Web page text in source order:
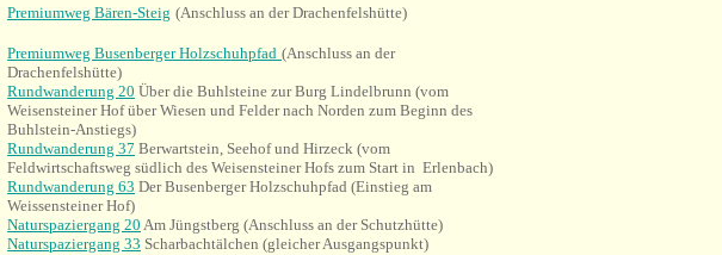
Premiumweg Bären-Steig (Anschluss an der Drachenfelshütte)
Premiumweg Busenberger Holzschuhpfad (Anschluss an der
Drachenfelshütte)
Rundwanderung 20 Über die Buhlsteine zur Burg Lindelbrunn (vom
Weisensteiner Hof über Wiesen und Felder nach Norden zum Beginn des
Buhlstein-Anstiegs)
Rundwanderung 37 Berwartstein, Seehof und Hirzeck (vom
Feldwirtschaftsweg südlich des Weisensteiner Hofs zum Start in Erlenbach)
Rundwanderung 63 Der Busenberger Holzschuhpfad (Einstieg am
Weissensteiner Hof)
Naturspaziergang 20 Am Jüngstberg (Anschluss an der Schutzhütte)
Naturspaziergang 33 Scharbachtälchen (gleicher Ausgangspunkt)